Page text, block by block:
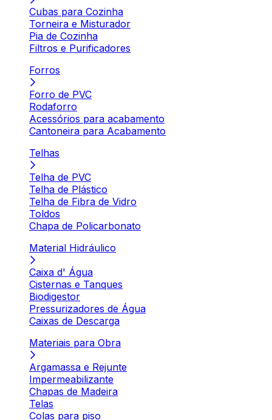
Cubas para Cozinha
Torneira e Misturador
Pia de Cozinha
Filtros e Purificadores
Forros
Forro de PVC
Rodaforro
Acessórios para acabamento
Cantoneira para Acabamento
Telhas
Telha de PVC
Telha de Plástico
Telha de Fibra de Vidro
Toldos
Chapa de Policarbonato
Material Hidráulico
Caixa d' Água
Cisternas e Tanques
Biodigestor
Pressurizadores de Água
Caixas de Descarga
Materiais para Obra
Argamassa e Rejunte
Impermeabilizante
Chapas de Madeira
Telas
Colas para piso